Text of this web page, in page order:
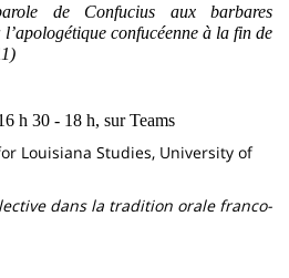
de Confucius aux barbares
confucéenne à la fin de
h 30 - 18 h, sur Teams
Louisiana Studies, University of
dans la tradition orale franco-